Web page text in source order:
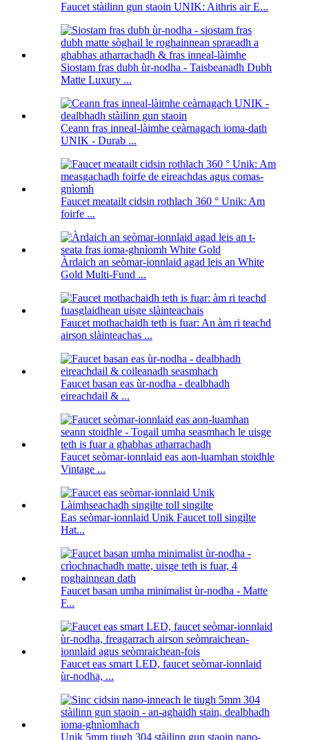
Faucet stàilinn gun staoin UNIK: Aithris air E...
Siostam fras dubh ùr-nodha - Taisbeanadh Dubh
Matte Luxury ...
Ceann fras inneal-làimhe ceàrnagach ioma-dath
UNIK - Durab ...
Faucet meatailt cidsin rothlach 360 ° Unik: Am
foirfe ...
Àrdaich an seòmar-ionnlaid agad leis an White
Gold Multi-Fund ...
Faucet mothachaidh teth is fuar: An àm ri teachd
airson slàinteachas ...
Faucet basan eas ùr-nodha - dealbhadh
eireachdail & ...
Faucet seòmar-ionnlaid eas aon-luamhan stoidhle
Vintage ...
Eas seòmar-ionnlaid Unik Faucet toll singilte
Hat...
Faucet basan umha minimalist ùr-nodha - Matte
F...
Faucet eas smart LED, faucet seòmar-ionnlaid
ùr-nodha, ...
Unik 5mm tiugh 304 stàilinn gun staoin nano-